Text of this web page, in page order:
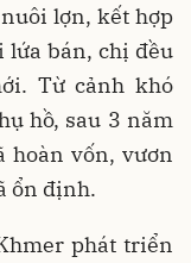
lợn, kết hợp
lứa bán, chị đều
Từ cảnh khó
hồ, sau 3 năm
hoàn vốn, vươn
ổn định.
phát triển